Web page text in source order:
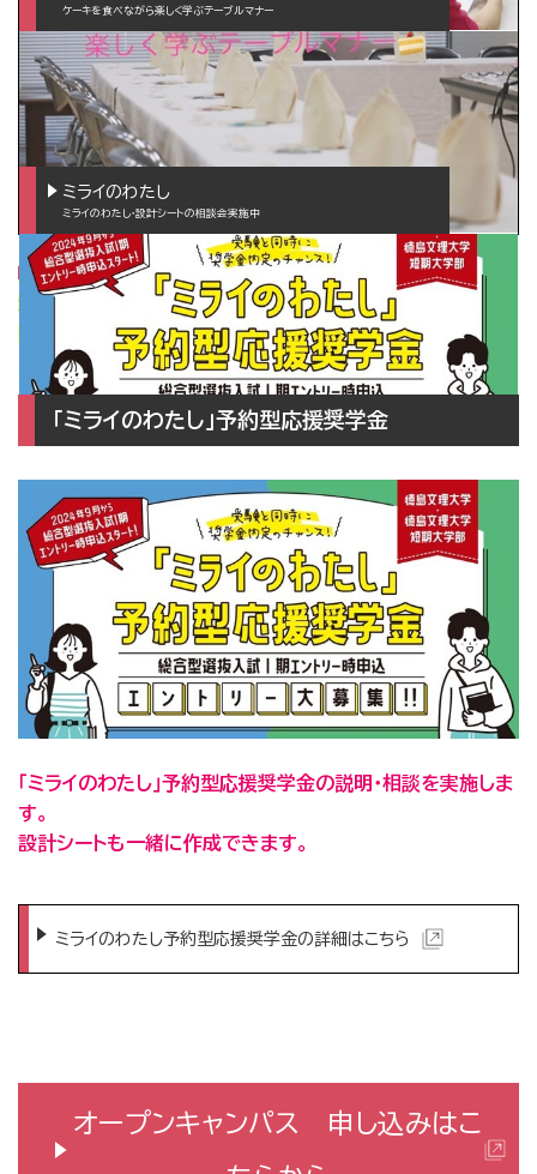
ケーキを食べながら楽しく学ぶテーブルマナー
ミライのわたし
ミライのわたし・設計シートの相談会実施中
『ミライのわたし予約型応援奨学金』も、9月からエントリー時申込み
が始まります。オープンキャンパスに参加して奨学金の設計シートを
一緒に作成しましょう！
｢ミライのわたし ｣予約型応援奨学金
｢ミライのわたし｣予約型応援奨学金の説明・相談を実施しま
す。
設計シートも一緒に作成できます。
ミライのわたし予約型応援奨学金の詳細はこちら
オープンキャンパス 申し込みはこ